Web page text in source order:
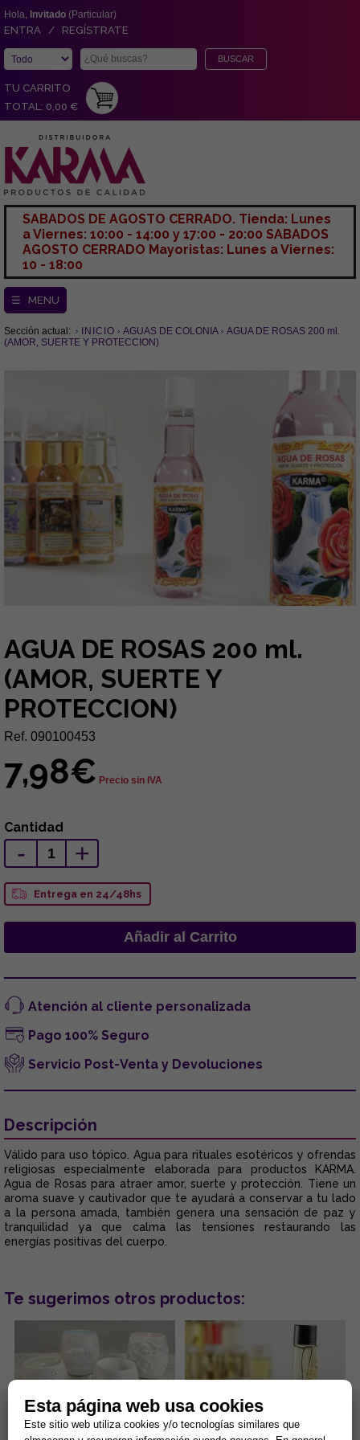
Hola, Invitado (Particular)
ENTRA / REGÍSTRATE
TU CARRITO
TOTAL: 0,00 €
SABADOS DE AGOSTO CERRADO. Tienda: Lunes
a Viernes: 10:00 - 14:00 y 17:00 - 20:00 SABADOS
AGOSTO CERRADO Mayoristas: Lunes a Viernes:
10 - 18:00
☰ MENU
Sección actual: INICIO AGUAS DE COLONIA
AGUA DE ROSAS 200 ml.
(AMOR, SUERTE Y PROTECCION)
AGUA DE ROSAS 200 ml.
(AMOR, SUERTE Y
PROTECCION)
Ref. 090100453
7,98€ Precio sin IVA
Cantidad
- +
Entrega en 24/48hs
Atención al cliente personalizada
Pago 100% Seguro
Servicio Post-Venta y Devoluciones
Descripción
Válido para uso tópico. Agua para rituales esotéricos y ofrendas
religiosas especialmente elaborada para productos KARMA.
Agua de Rosas para atraer amor, suerte y protección. Tiene un
aroma suave y cautivador que te ayudará a conservar a tu lado
a la persona amada, también genera una sensación de paz y
tranquilidad ya que calma las tensiones restaurando las
energías positivas del cuerpo.
Te sugerimos otros productos:
Esta página web usa cookies
Este sitio web utiliza cookies y/o tecnologías similares que